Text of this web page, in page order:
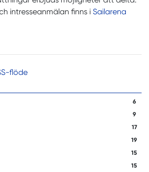
flöde
6
9
17
19
15
15
intresseanmälan finns i Sailarena